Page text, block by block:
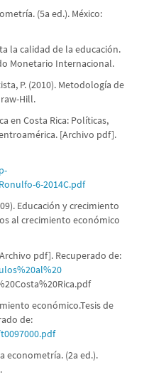
(5a ed.). México:
la calidad de la educación.
Monetario Internacional.
P. (2010). Metodología de
Hill.
en Costa Rica: Políticas,
[Archivo pdf].
6-2014C.pdf
Educación y crecimiento
al crecimiento económico
pdf]. Recuperado de:
económico.Tesis de
de:
econometría. (2a ed.).